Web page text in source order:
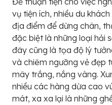
vụ tiện ích, nhiều du
địa điểm để dừng chân,
đặc biệt là những loại hải
đây cũng là tọa độ lý
và chiêm ngưỡng vẻ đẹp
mây trắng, nắng vàng.
nhiều các hàng dừa cao
mát, xa xa lại là những